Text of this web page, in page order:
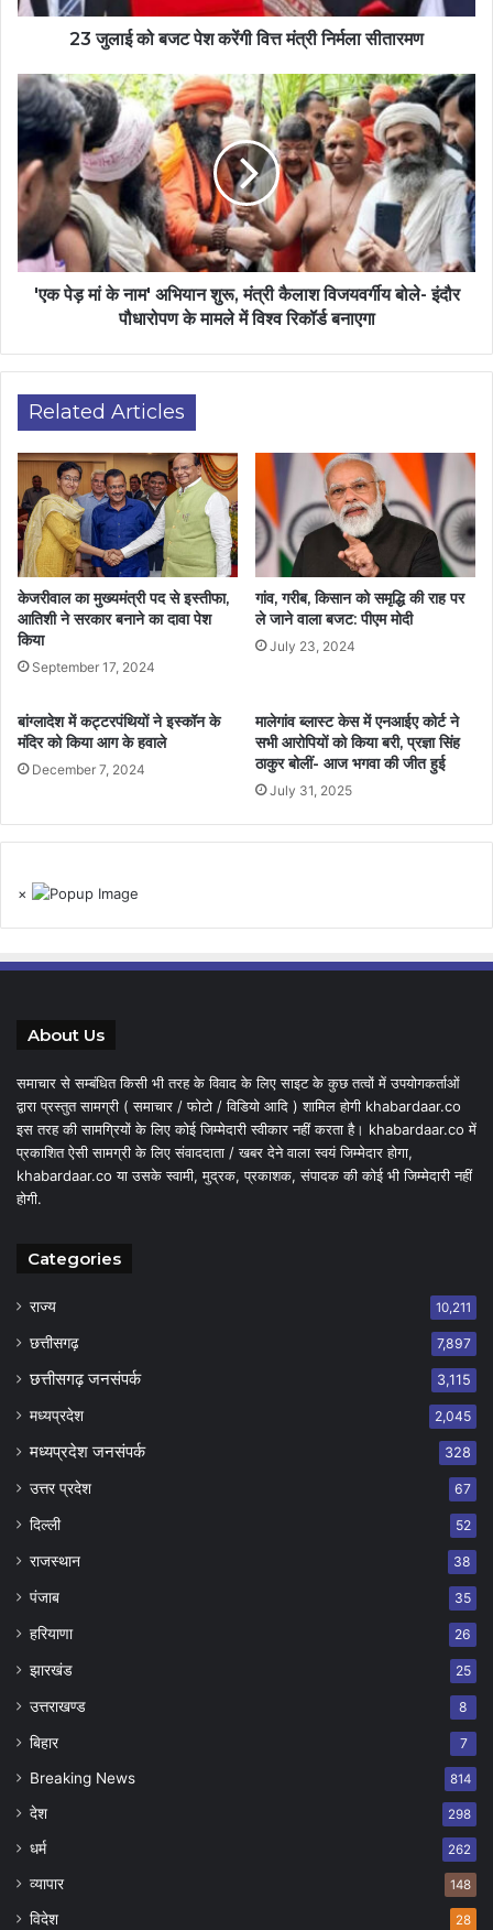
23 जुलाई को बजट पेश करेंगी वित्त मंत्री निर्मला सीतारमण
'एक पेड़ मां के नाम' अभियान शुरू, मंत्री कैलाश विजयवर्गीय बोले- इंदौर
पौधारोपण के मामले में विश्व रिकॉर्ड बनाएगा
Related Articles
केजरीवाल का मुख्यमंत्री पद से इस्तीफा,
आतिशी ने सरकार बनाने का दावा पेश
किया
September 17, 2024
गांव, गरीब, किसान को समृद्धि की राह पर
ले जाने वाला बजट: पीएम मोदी
July 23, 2024
बांग्लादेश में कट्टरपंथियों ने इस्कॉन के
मंदिर को किया आग के हवाले
December 7, 2024
मालेगांव ब्लास्ट केस में एनआईए कोर्ट ने
सभी आरोपियों को किया बरी, प्रज्ञा सिंह
ठाकुर बोलीं- आज भगवा की जीत हुई
July 31, 2025
×
About Us
समाचार से सम्बंधित किसी भी तरह के विवाद के लिए साइट के कुछ तत्वों में उपयोगकर्ताओं
द्वारा प्रस्तुत सामग्री ( समाचार / फोटो / विडियो आदि ) शामिल होगी khabardaar.co
इस तरह की सामग्रियों के लिए कोई जिम्मेदारी स्वीकार नहीं करता है। khabardaar.co में
प्रकाशित ऐसी सामग्री के लिए संवाददाता / खबर देने वाला स्वयं जिम्मेदार होगा,
khabardaar.co या उसके स्वामी, मुद्रक, प्रकाशक, संपादक की कोई भी जिम्मेदारी नहीं
होगी.
Categories
राज्य 10,211
छत्तीसगढ़ 7,897
छत्तीसगढ़ जनसंपर्क 3,115
मध्यप्रदेश 2,045
मध्यप्रदेश जनसंपर्क 328
उत्तर प्रदेश 67
दिल्ली 52
राजस्थान 38
पंजाब 35
हरियाणा 26
झारखंड 25
उत्तराखण्ड 8
बिहार 7
Breaking News 814
देश 298
धर्म 262
व्यापार 148
विदेश 28